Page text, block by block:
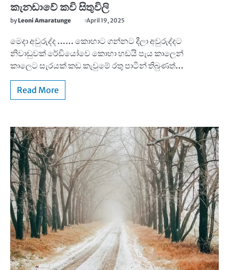
කැනඩාවේ කවි සිතුවිලි
by Leoni Amaratunge April 19, 2025
මෙදා අවුරුද්ද …… කොහාට ගන්නට දීලා අවුරුද්දට
නිවාඩුවක් රේඩියෝවෙ කොහා හඩයි පැය කාලෙන්
කාලෙට සැරයක් කඩ කැවුමේ රතු පාටින් තිබුණත්…
Read More